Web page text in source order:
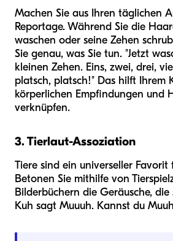
Machen Sie aus Ihren täglichen
Reportage. Während Sie die
waschen oder seine Zehen
Sie genau, was Sie tun. "Jetzt
kleinen Zehen. Eins, zwei, drei,
platsch, platsch!" Das hilft Ihrem
körperlichen Empfindungen und
verknüpfen.
3. Tierlaut-Assoziation
Tiere sind ein universeller Favorit
Betonen Sie mithilfe von
Bilderbüchern die Geräusche, die
Kuh sagt Muuuh. Kannst du